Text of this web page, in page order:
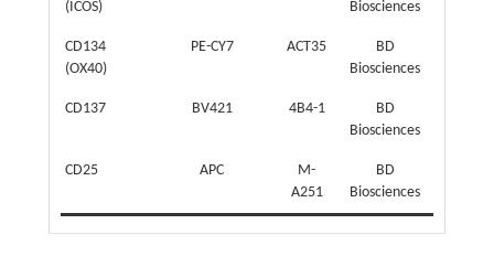
(ICOS)
Biosciences
CD134
(OX40)
PE-CY7 ACT35
BD
Biosciences
CD137 BV421 4B4-1
BD
Biosciences
CD25 APC
M-
A251
BD
Biosciences